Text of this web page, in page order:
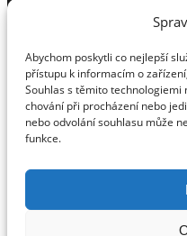
Abychom poskytli co nejlepší
přístupu k informacím o
Souhlas s těmito technologiemi
chování při procházení nebo
nebo odvolání souhlasu může
funkce.
Soutěže
Sport
Testujeme pro vás
Tipy na dárky
Tipy na dárky pro muže
Vánoční tipy
Vztahy